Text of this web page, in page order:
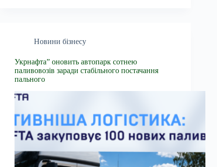
Новини бізнесу
Укрнафта” оновить автопарк сотнею
паливовозів заради стабільного постачання
пального